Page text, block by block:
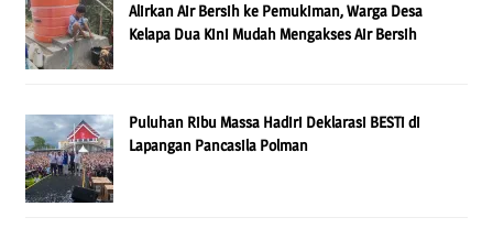
Alirkan Air Bersih ke Pemukiman, Warga Desa
Kelapa Dua Kini Mudah Mengakses Air Bersih
Puluhan Ribu Massa Hadiri Deklarasi BESTi di
Lapangan Pancasila Polman